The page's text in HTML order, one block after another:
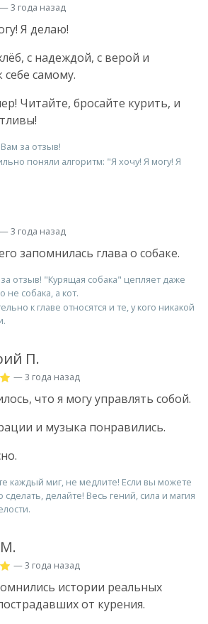
— 3 года назад
Я делаю!
с надеждой, с верой и
самому.
Читайте, бросайте курить, и
за отзыв!
поняли алгоритм: "Я хочу! Я могу! Я
— 3 года назад
запомнилась глава о собаке.
отзыв! "Курящая собака" цепляет даже
не собака, а кот.
к главе относятся и те, у кого никакой
П.
— 3 года назад
что я могу управлять собой.
и музыка понравились.
каждый миг, не медлите! Если вы можете
сделать, делайте! Весь гений, сила и магия
— 3 года назад
истории реальных
от курения.